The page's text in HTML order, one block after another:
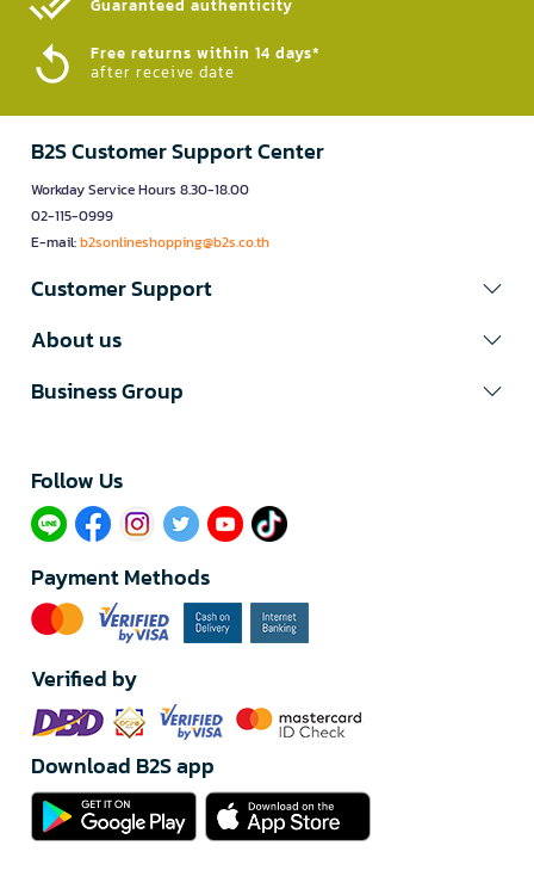
Guaranteed authenticity​
Free returns within 14 days*
after receive date
B2S Customer Support Center
Workday Service Hours 8.30-18.00
02-115-0999
E-mail:b2sonlineshopping@b2s.co.th
Customer Support
About us
Business Group
Follow Us​
Payment Methods
Verified by
Download B2S app